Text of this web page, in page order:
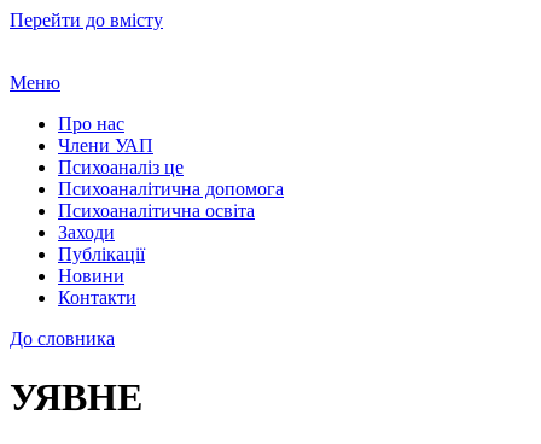
Перейти до вмісту
Меню
Про нас
Члени УАП
Психоаналіз це
Психоаналітична допомога
Психоаналітична освіта
Заходи
Публікації
Новини
Контакти
До словника
УЯВНЕ